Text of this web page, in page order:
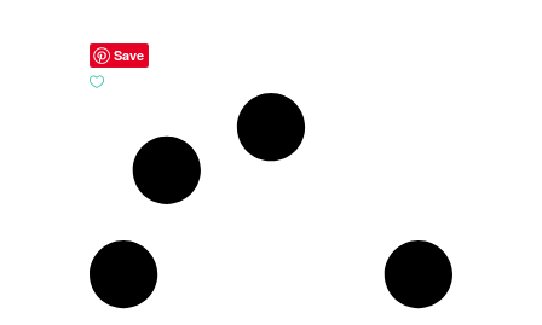
Save